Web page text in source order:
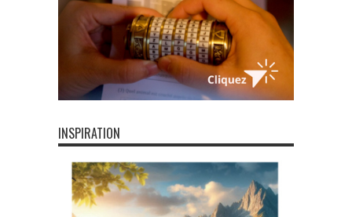
INSPIRATION